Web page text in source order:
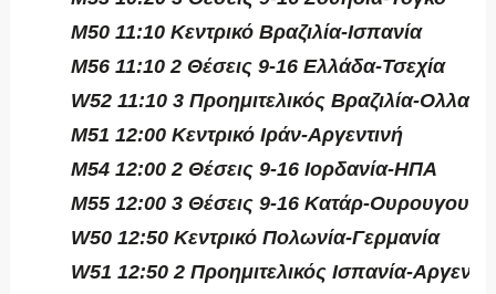
M50 11:10 Κεντρικό Βραζιλία-Ισπανία
M56 11:10 2 Θέσεις 9-16 Ελλάδα-Τσεχία
W52 11:10 3 Προημιτελικός Βραζιλία-
M51 12:00 Κεντρικό Ιράν-Αργεντινή
M54 12:00 2 Θέσεις 9-16 Ιορδανία-ΗΠΑ
M55 12:00 3 Θέσεις 9-16 Κατάρ-Ουρουγουάη
W50 12:50 Κεντρικό Πολωνία-Γερμανία
W51 12:50 2 Προημιτελικός Ισπανία-